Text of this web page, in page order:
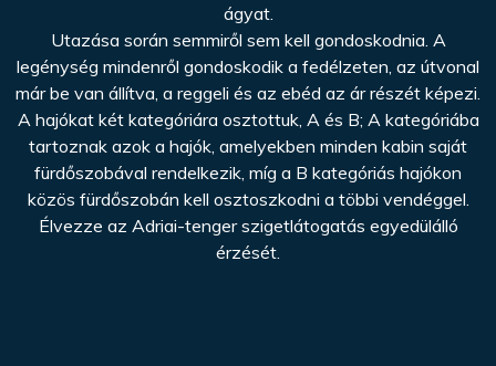
ágyat.
Utazása során semmiről sem kell gondoskodnia. A
legénység mindenről gondoskodik a fedélzeten, az útvonal
már be van állítva, a reggeli és az ebéd az ár részét képezi.
A hajókat két kategóriára osztottuk, A és B; A kategóriába
tartoznak azok a hajók, amelyekben minden kabin saját
fürdőszobával rendelkezik, míg a B kategóriás hajókon
közös fürdőszobán kell osztoszkodni a többi vendéggel.
Élvezze az Adriai-tenger szigetlátogatás egyedülálló
érzését.